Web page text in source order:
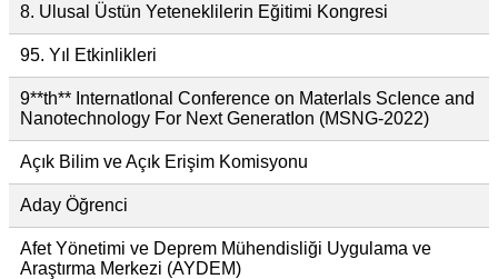
8. Ulusal Üstün Yeteneklilerin Eğitimi Kongresi
95. Yıl Etkinlikleri
9**th** InternatIonal Conference on MaterIals ScIence and
Nanotechnology For Next GeneratIon (MSNG-2022)
Açık Bilim ve Açık Erişim Komisyonu
Aday Öğrenci
Afet Yönetimi ve Deprem Mühendisliği Uygulama ve
Araştırma Merkezi (AYDEM)